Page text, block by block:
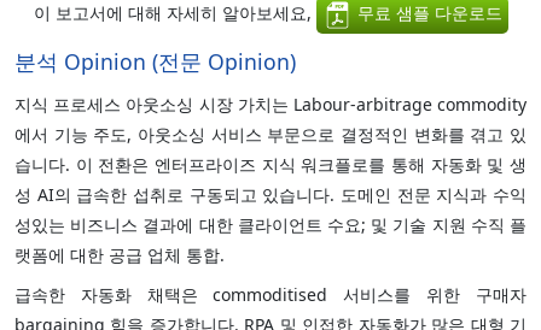
이 보고서에 대해 자세히 알아보세요, 무료 샘플 다운로드
분석 Opinion (전문 Opinion)
지식 프로세스 아웃소싱 시장 가치는 Labour-arbitrage commodity
에서 기능 주도, 아웃소싱 서비스 부문으로 결정적인 변화를 겪고 있
습니다. 이 전환은 엔터프라이즈 지식 워크플로를 통해 자동화 및 생
성 AI의 급속한 섭취로 구동되고 있습니다. 도메인 전문 지식과 수익
성있는 비즈니스 결과에 대한 클라이언트 수요; 및 기술 지원 수직 플
랫폼에 대한 공급 업체 통합.
급속한 자동화 채택은 commoditised 서비스를 위한 구매자
bargaining 힘을 증가합니다. RPA 및 인접한 자동화가 많은 대형 기